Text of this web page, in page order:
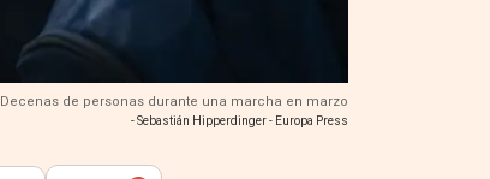
Decenas de personas durante una marcha en marzo
- Sebastián Hipperdinger - Europa Press